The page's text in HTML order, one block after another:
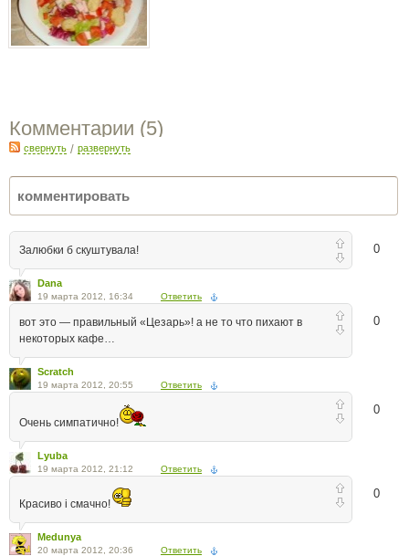
Комментарии (5)
свернуть / развернуть
0
Залюбки б скуштувала!
Dana
19 марта 2012, 16:34 Ответить
0
вот это — правильный «Цезарь»! а не то что пихают в
некоторых кафе…
Scratch
19 марта 2012, 20:55 Ответить
0
Очень симпатично!
Lyuba
19 марта 2012, 21:12 Ответить
0
Красиво і смачно!
Medunya
20 марта 2012, 20:36 Ответить